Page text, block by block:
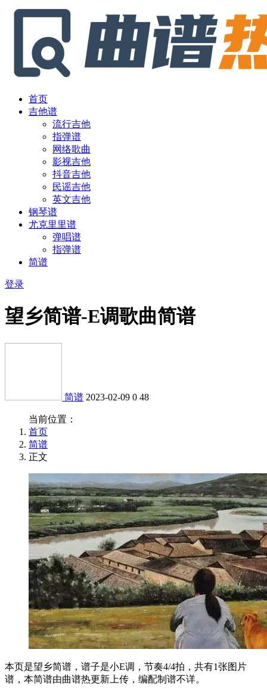
首页
吉他谱
流行吉他
指弹谱
网络歌曲
影视吉他
抖音吉他
民谣吉他
英文吉他
钢琴谱
尤克里里谱
弹唱谱
指弹谱
简谱
登录
望乡简谱-E调歌曲简谱
简谱 2023-02-09 0 48
当前位置：
首页
简谱
正文
本页是望乡简谱，谱子是小E调，节奏4/4拍，共有1张图片
谱，本简谱由曲谱热更新上传，编配制谱不详。